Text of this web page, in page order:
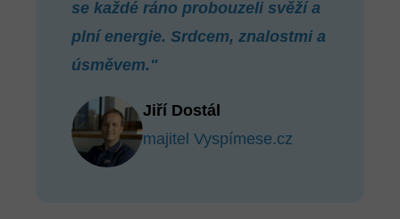
se každé ráno probouzeli svěží a
plní energie. Srdcem, znalostmi a
úsměvem."
Jiří Dostál
majitel Vyspímese.cz